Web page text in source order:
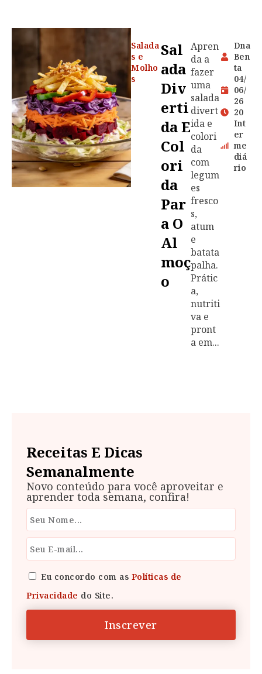
Salada
s e
Molho
s
Sal
Ada
Div
Erti
Da E
Col
Ori
Da
Par
A O
Al
Moç
O
Apren
da a
fazer
uma
salada
divert
ida e
colori
da
com
legum
es
fresco
s,
atum
e
batata
palha.
Prátic
a,
nutriti
va e
pront
a em...
Dna
Ben
ta
04/
06/
26
20
Int
er
me
diá
rio
Receitas E Dicas
Semanalmente
Novo conteúdo para você aproveitar e
aprender toda semana, confira!
Eu concordo com as Políticas de
Privacidade do Site.
Inscrever